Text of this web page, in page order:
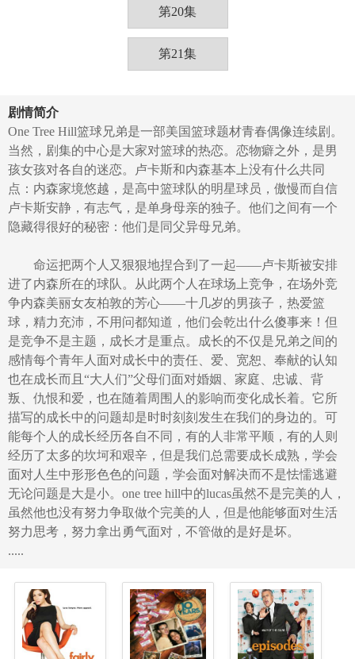
第20集
第21集
剧情简介
One Tree Hill篮球兄弟是一部美国篮球题材青春偶像连续剧。
当然，剧集的中心是大家对篮球的热恋。恋物癖之外，是男
孩女孩对各自的迷恋。卢卡斯和内森基本上没有什么共同
点：内森家境悠越，是高中篮球队的明星球员，傲慢而自信
卢卡斯安静，有志气，是单身母亲的独子。他们之间有一个
隐藏得很好的秘密：他们是同父异母兄弟。
命运把两个人又狠狠地捏合到了一起——卢卡斯被安排
进了内森所在的球队。从此两个人在球场上竞争，在场外竞
争内森美丽女友柏敦的芳心——十几岁的男孩子，热爱篮
球，精力充沛，不用问都知道，他们会乾出什么傻事来！但
是竞争不是主题，成长才是重点。成长的不仅是兄弟之间的
感情每个青年人面对成长中的责任、爱、宽恕、奉献的认知
也在成长而且“大人们”父母们面对婚姻、家庭、忠诚、背
叛、仇恨和爱，也在随着周围人的影响而变化成长着。它所
描写的成长中的问题却是时时刻刻发生在我们的身边的。可
能每个人的成长经历各自不同，有的人非常平顺，有的人则
经历了太多的坎坷和艰辛，但是我们总需要成长成熟，学会
面对人生中形形色色的问题，学会面对解决而不是怯懦逃避
无论问题是大是小。one tree hill中的lucas虽然不是完美的人，
虽然他也没有努力争取做个完美的人，但是他能够面对生活
努力思考，努力拿出勇气面对，不管做的是好是坏。
.....